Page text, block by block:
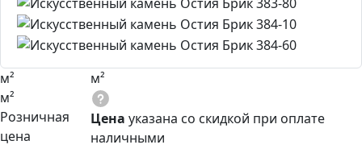
м²
м²
Розничная
цена
м²
Цена указана со скидкой при оплате
наличными